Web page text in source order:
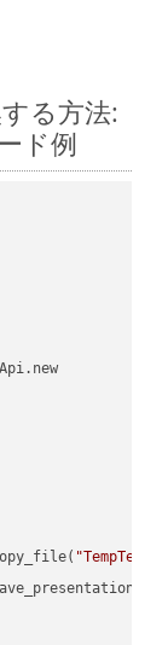
る方法:
ド例